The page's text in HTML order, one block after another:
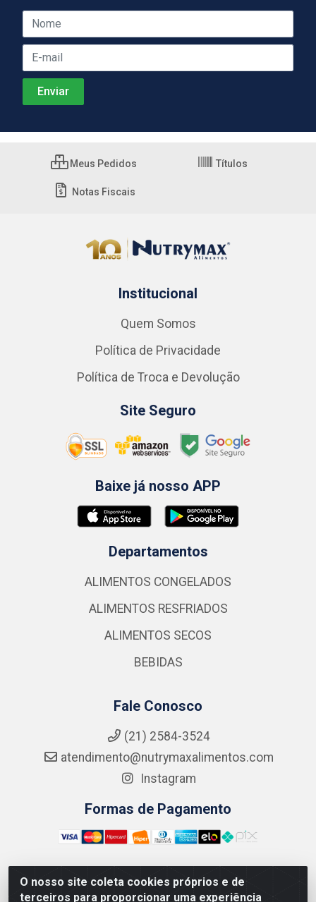
O nosso site coleta cookies próprios e de
terceiros para proporcionar uma experiência
Meus Pedidos Títulos
Notas Fiscais
Institucional
Quem Somos
Política de Privacidade
Política de Troca e Devolução
Site Seguro
Baixe já nosso APP
Departamentos
ALIMENTOS CONGELADOS
ALIMENTOS RESFRIADOS
ALIMENTOS SECOS
BEBIDAS
Fale Conosco
(21) 2584-3524
atendimento@nutrymaxalimentos.com
Instagram
Formas de Pagamento
NUTRY MAX COMÉRCIO DE PRODUTOS ALIMENTICIOS